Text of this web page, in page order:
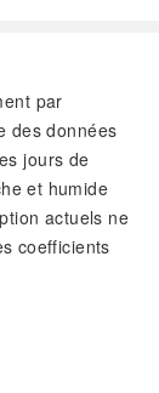
par
des données
jours de
et humide
actuels ne
coefficients